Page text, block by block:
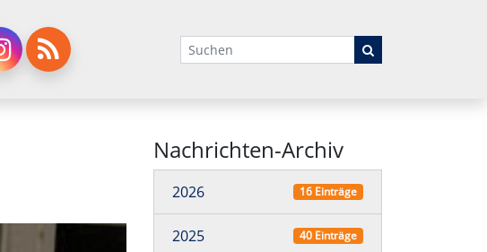
Suchbegriffe
Nachrichten-Archiv
2026 16 Einträge
2025 40 Einträge